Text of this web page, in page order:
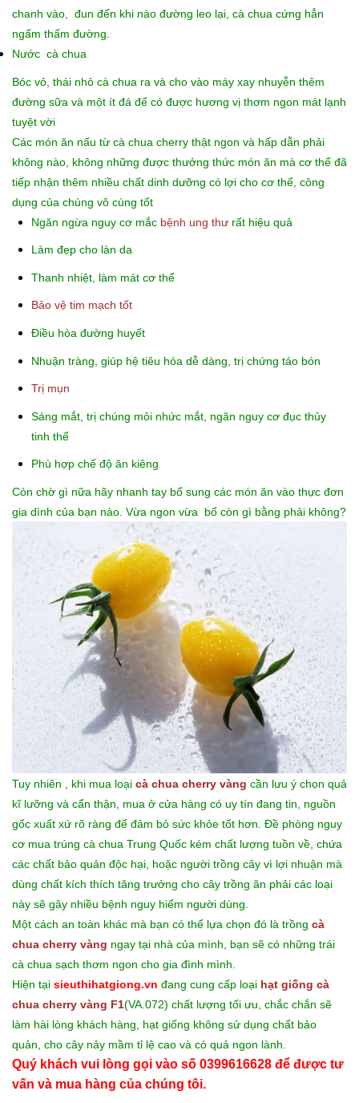
chanh vào, đun đến khi nào đường leo lại, cà chua cứng hẳn
ngấm thấm đường.
Nước cà chua
Bóc vỏ, thái nhỏ cà chua ra và cho vào máy xay nhuyễn thêm
đường sữa và một ít đá để có được hương vị thơm ngon mát lạnh
tuyệt vời
Các món ăn nấu từ cà chua cherry thật ngon và hấp dẫn phải
không nào, không những được thưởng thức món ăn mà cơ thể đã
tiếp nhận thêm nhiều chất dinh dưỡng có lợi cho cơ thể, công
dụng của chúng vô cùng tốt
Ngăn ngừa nguy cơ mắc bệnh ung thư rất hiệu quả
Làm đẹp cho làn da
Thanh nhiệt, làm mát cơ thể
Bảo vệ tim mạch tốt
Điều hòa đường huyết
Nhuận tràng, giúp hệ tiêu hóa dễ dàng, trị chứng táo bón
Trị mụn
Sáng mắt, trị chúng mỏi nhức mắt, ngăn nguy cơ đục thủy
tinh thể
Phù hợp chế độ ăn kiêng
Còn chờ gì nữa hãy nhanh tay bổ sung các món ăn vào thực đơn
gia dình của bạn nào. Vừa ngon vừa bổ còn gì bằng phải không?
Tuy nhiên , khi mua loại cà chua cherry vàng cần lưu ý chọn quả
kĩ lưỡng và cẩn thận, mua ở cửa hàng có uy tín đang tin, nguồn
gốc xuất xứ rõ ràng để đảm bỏ sức khỏe tốt hơn. Đề phòng nguy
cơ mua trúng cà chua Trung Quốc kém chất lượng tuồn về, chứa
các chất bảo quản độc hại, hoặc người trồng cây vì lợi nhuận mà
dùng chất kích thích tăng trưởng cho cây trồng ăn phải các loại
này sẽ gây nhiều bệnh nguy hiểm người dùng.
Một cách an toàn khác mà bạn có thể lựa chọn đó là trồng cà
chua cherry vàng ngay tại nhà của mình, bạn sẽ có những trái
cà chua sạch thơm ngon cho gia đình mình.
Hiện tại sieuthihatgiong.vn đang cung cấp loại hạt giống cà
chua cherry vàng F1(VA.072) chất lượng tối ưu, chắc chắn sẽ
làm hài lòng khách hàng, hạt giống không sử dụng chất bảo
quản, cho cây nảy mầm tỉ lệ cao và có quả ngon lành.
Quý khách vui lòng gọi vào số 0399616628 để được tư
vấn và mua hàng của chúng tôi.